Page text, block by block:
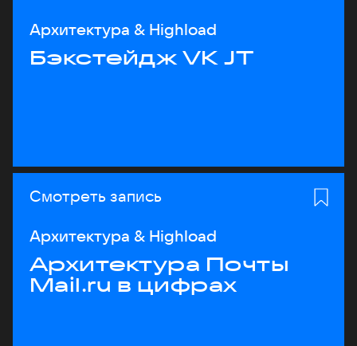
Архитектура & Highload
Бэкстейдж VK JT
Смотреть запись
Архитектура & Highload
Архитектура Почты
Mail.ru в цифрах